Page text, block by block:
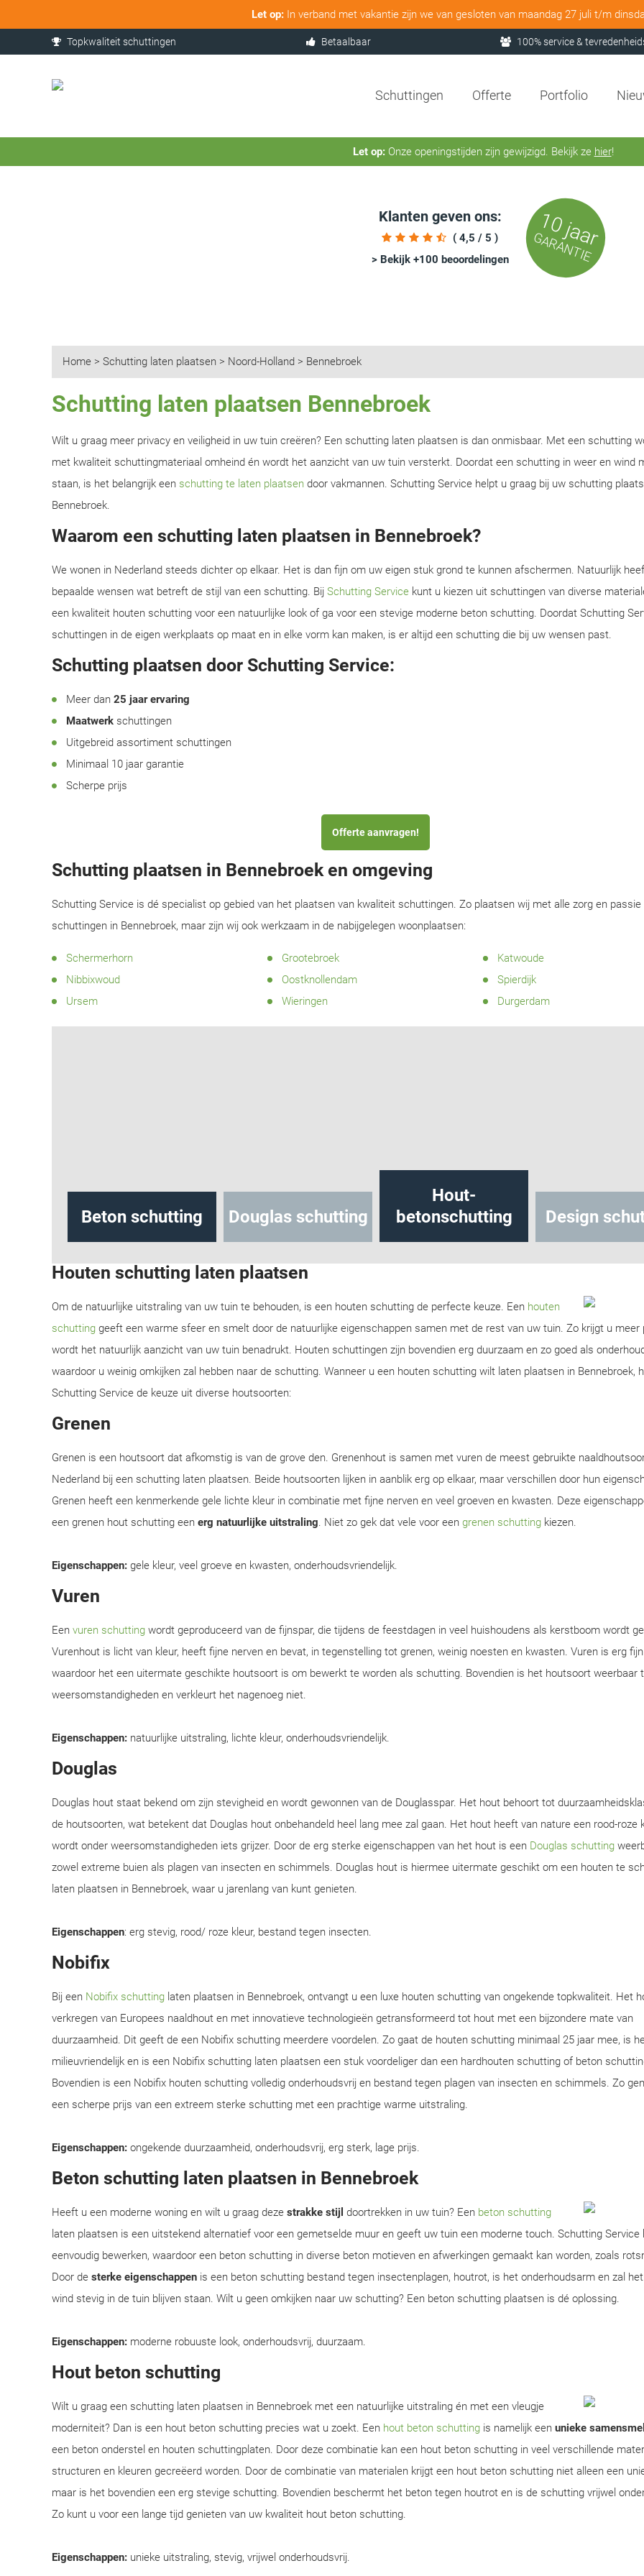
Let op:In verband met vakantie zijn we van gesloten van maandag 27 juli t/m
Topkwaliteit schuttingen Betaalbaar 100% service &
Schuttingen Offerte Portfolio
Let op:Onze openingstijden zijn gewijzigd. Bekijk ze hier!
Klanten geven ons:
( 4,5 / 5 )
> Bekijk +100 beoordelingen
10 jaar
GARANTIE
Home > Schutting laten plaatsen > Noord-Holland > Bennebroek
Schutting laten plaatsen Bennebroek
Wilt u graag meer privacy en veiligheid in uw tuin creëren? Een schutting laten plaatsen is dan onmisbaar. Met een schutting
met kwaliteit schuttingmateriaal omheind én wordt het aanzicht van uw tuin versterkt. Doordat een schutting in weer en wind
staan, is het belangrijk een schutting te laten plaatsen door vakmannen. Schutting Service helpt u graag bij uw schutting
Bennebroek.
Waarom een schutting laten plaatsen in Bennebroek?
We wonen in Nederland steeds dichter op elkaar. Het is dan fijn om uw eigen stuk grond te kunnen afschermen. Natuurlijk
bepaalde wensen wat betreft de stijl van een schutting. Bij Schutting Service kunt u kiezen uit schuttingen van diverse
een kwaliteit houten schutting voor een natuurlijke look of ga voor een stevige moderne beton schutting. Doordat Schutting
schuttingen in de eigen werkplaats op maat en in elke vorm kan maken, is er altijd een schutting die bij uw wensen past.
Schutting plaatsen door Schutting Service:
Meer dan 25 jaar ervaring
Maatwerk schuttingen
Uitgebreid assortiment schuttingen
Minimaal 10 jaar garantie
Scherpe prijs
Offerte aanvragen!
Schutting plaatsen in Bennebroek en omgeving
Schutting Service is dé specialist op gebied van het plaatsen van kwaliteit schuttingen. Zo plaatsen wij met alle zorg en passie
schuttingen in Bennebroek, maar zijn wij ook werkzaam in de nabijgelegen woonplaatsen:
Schermerhorn Grootebroek
Katwoude
Nibbixwoud
Oostknollendam
Spierdijk
Ursem
Wieringen Durgerdam
Beton schutting Douglas schutting
Hout-
betonschutting
Design
Houten schutting laten plaatsen
Om de natuurlijke uitstraling van uw tuin te behouden, is een houten schutting de perfecte keuze. Een houten
schutting geeft een warme sfeer en smelt door de natuurlijke eigenschappen samen met de rest van uw tuin. Zo krijgt u meer
wordt het natuurlijk aanzicht van uw tuin benadrukt. Houten schuttingen zijn bovendien erg duurzaam en zo goed als
waardoor u weinig omkijken zal hebben naar de schutting. Wanneer u een houten schutting wilt laten plaatsen in Bennebroek,
Schutting Service de keuze uit diverse houtsoorten:
Grenen
Grenen is een houtsoort dat afkomstig is van de grove den. Grenenhout is samen met vuren de meest gebruikte
Nederland bij een schutting laten plaatsen. Beide houtsoorten lijken in aanblik erg op elkaar, maar verschillen door hun
Grenen heeft een kenmerkende gele lichte kleur in combinatie met fijne nerven en veel groeven en kwasten. Deze
een grenen hout schutting een erg natuurlijke uitstraling. Niet zo gek dat vele voor een grenen schutting kiezen.
Eigenschappen: gele kleur, veel groeve en kwasten, onderhoudsvriendelijk.
Vuren
Een vuren schutting wordt geproduceerd van de fijnspar, die tijdens de feestdagen in veel huishoudens als kerstboom wordt
Vurenhout is licht van kleur, heeft fijne nerven en bevat, in tegenstelling tot grenen, weinig noesten en kwasten. Vuren is erg
waardoor het een uitermate geschikte houtsoort is om bewerkt te worden als schutting. Bovendien is het houtsoort weerbaar
weersomstandigheden en verkleurt het nagenoeg niet.
Eigenschappen: natuurlijke uitstraling, lichte kleur, onderhoudsvriendelijk.
Douglas
Douglas hout staat bekend om zijn stevigheid en wordt gewonnen van de Douglasspar. Het hout behoort tot
de houtsoorten, wat betekent dat Douglas hout onbehandeld heel lang mee zal gaan. Het hout heeft van nature een rood-roze
wordt onder weersomstandigheden iets grijzer. Door de erg sterke eigenschappen van het hout is een Douglas schutting
zowel extreme buien als plagen van insecten en schimmels. Douglas hout is hiermee uitermate geschikt om een houten te
laten plaatsen in Bennebroek, waar u jarenlang van kunt genieten.
Eigenschappen: erg stevig, rood/ roze kleur, bestand tegen insecten.
Nobifix
Bij een Nobifix schutting laten plaatsen in Bennebroek, ontvangt u een luxe houten schutting van ongekende topkwaliteit. Het
verkregen van Europees naaldhout en met innovatieve technologieën getransformeerd tot hout met een bijzondere mate van
duurzaamheid. Dit geeft de een Nobifix schutting meerdere voordelen. Zo gaat de houten schutting minimaal 25 jaar mee, is
milieuvriendelijk en is een Nobifix schutting laten plaatsen een stuk voordeliger dan een hardhouten schutting of beton
Bovendien is een Nobifix houten schutting volledig onderhoudsvrij en bestand tegen plagen van insecten en schimmels. Zo
een scherpe prijs van een extreem sterke schutting met een prachtige warme uitstraling.
Eigenschappen: ongekende duurzaamheid, onderhoudsvrij, erg sterk, lage prijs.
Beton schutting laten plaatsen in Bennebroek
Heeft u een moderne woning en wilt u graag deze strakke stijl doortrekken in uw tuin? Een beton schutting
laten plaatsen is een uitstekend alternatief voor een gemetselde muur en geeft uw tuin een moderne touch. Schutting Service
eenvoudig bewerken, waardoor een beton schutting in diverse beton motieven en afwerkingen gemaakt kan worden, zoals
Door de sterke eigenschappen is een beton schutting bestand tegen insectenplagen, houtrot, is het onderhoudsarm en zal
wind stevig in de tuin blijven staan. Wilt u geen omkijken naar uw schutting? Een beton schutting plaatsen is dé oplossing.
Eigenschappen: moderne robuuste look, onderhoudsvrij, duurzaam.
Hout beton schutting
Wilt u graag een schutting laten plaatsen in Bennebroek met een natuurlijke uitstraling én met een vleugje
moderniteit? Dan is een hout beton schutting precies wat u zoekt. Een hout beton schutting is namelijk een unieke
een beton onderstel en houten schuttingplaten. Door deze combinatie kan een hout beton schutting in veel verschillende
structuren en kleuren gecreëerd worden. Door de combinatie van materialen krijgt een hout beton schutting niet alleen een
maar is het bovendien een erg stevige schutting. Bovendien beschermt het beton tegen houtrot en is de schutting vrijwel
Zo kunt u voor een lange tijd genieten van uw kwaliteit hout beton schutting.
Eigenschappen: unieke uitstraling, stevig, vrijwel onderhoudsvrij.